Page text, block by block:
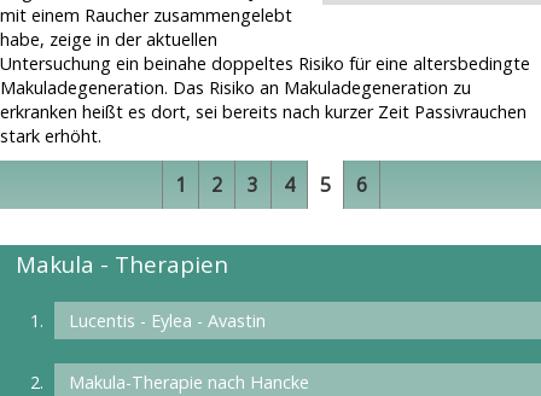
mit einem Raucher zusammengelebt
habe, zeige in der aktuellen
Untersuchung ein beinahe doppeltes Risiko für eine altersbedingte
Makuladegeneration. Das Risiko an Makuladegeneration zu
erkranken heißt es dort, sei bereits nach kurzer Zeit Passivrauchen
stark erhöht.
1 2 3 4 5 6
Makula - Therapien
Lucentis - Eylea - Avastin
Makula-Therapie nach Hancke